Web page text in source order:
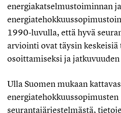
energiakatselmustoiminnan ja
1990-luvulla, että hyvä
arviointi ovat täysin
osoittamiseksi ja
Ulla Suomen mukaan
energiatehokkuussopimusten
seurantajärjestelmästä,